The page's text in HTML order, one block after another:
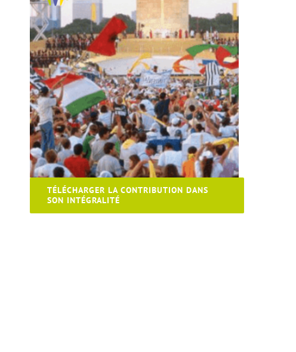
TÉLÉCHARGER LA CONTRIBUTION DANS
SON INTÉGRALITÉ